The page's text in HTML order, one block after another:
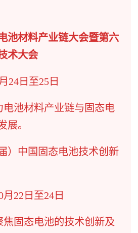
池材料产业链大会暨第六
术大会
24日至25日
电池材料产业链与固态电
展。
）中国固态电池技术创新
22日至24日
固态电池的技术创新及